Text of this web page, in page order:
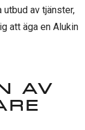
utbud av tjänster,
att äga en Alukin
AV